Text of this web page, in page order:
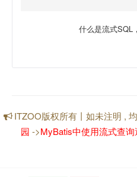
什么是流式SQL
ITZOO版权所有丨如未注明 ,
园 ->MyBatis中使用流式查